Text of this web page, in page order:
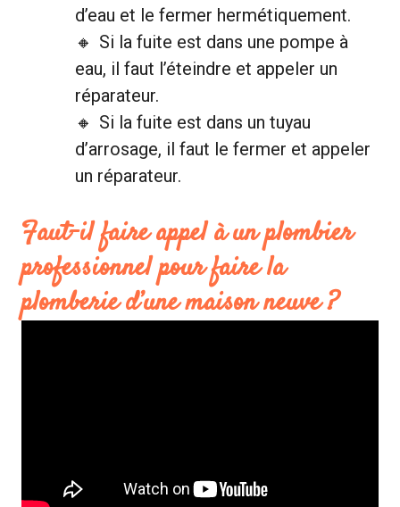
d’eau et le fermer hermétiquement.
Si la fuite est dans une pompe à
eau, il faut l’éteindre et appeler un
réparateur.
Si la fuite est dans un tuyau
d’arrosage, il faut le fermer et appeler
un réparateur.
Faut-il faire appel à un plombier
professionnel pour faire la
plomberie d’une maison neuve ?